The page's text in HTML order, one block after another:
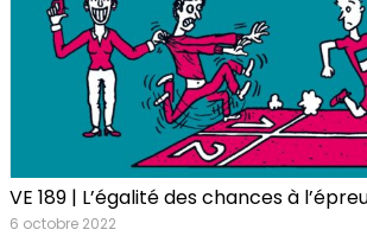
VE 189 | L’égalité des chances à
6 octobre 2022